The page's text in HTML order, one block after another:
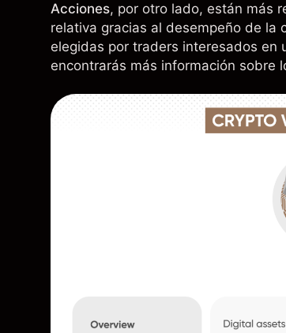
Acciones, por otro lado, están más
relativa gracias al desempeño de la
elegidas por traders interesados en
encontrarás más información sobre